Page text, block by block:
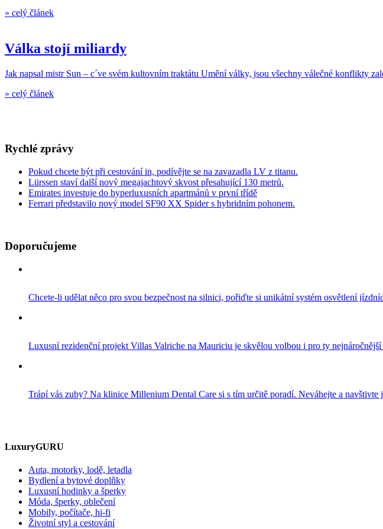
» celý článek
Válka stojí miliardy
Jak napsal mistr Sun – c´ve svém kultovním traktátu Umění války, jsou všechny válečné konflikty
» celý článek
Rychlé zprávy
Pokud chcete být při cestování in, podívějte se na zavazadla LV z titanu.
Lürssen staví další nový megajachtový skvost přesahující 130 metrů.
Emirates investuje do hyperluxusních apartmánů v první třídě
Ferrari představilo nový model SF90 XX Spider s hybridním pohonem.
Doporučujeme
Chcete-li udělat něco pro svou bezpečnost na silnici, pořiďte si unikátní systém osvětlení
Luxusní rezidenční projekt Villas Valriche na Mauriciu je skvělou volbou i pro ty
Trápí vás zuby? Na klinice Millenium Dental Care si s tím určitě poradí. Neváhejte a navštivte
LuxuryGURU
Auta, motorky, lodě, letadla
Bydlení a bytové doplňky
Luxusní hodinky a šperky
Móda, šperky, oblečení
Mobily, počítače, hi-fi
Životní styl a cestování